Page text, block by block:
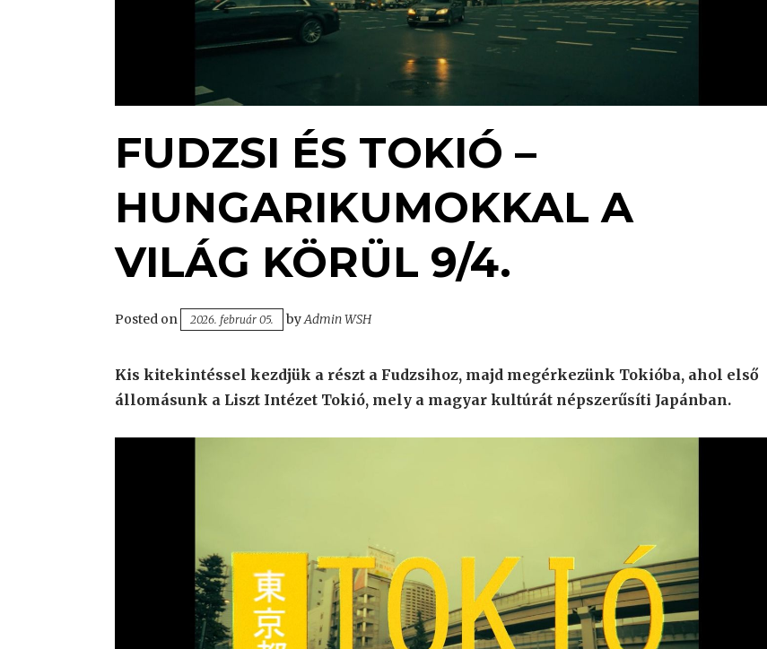
FUDZSI ÉS TOKIÓ –
HUNGARIKUMOKKAL A
VILÁG KÖRÜL 9/4.
Posted on 2026. február 05. byAdmin WSH
Kis kitekintéssel kezdjük a részt a Fudzsihoz, majd megérkezünk Tokióba, ahol első
állomásunk a Liszt Intézet Tokió, mely a magyar kultúrát népszerűsíti Japánban.